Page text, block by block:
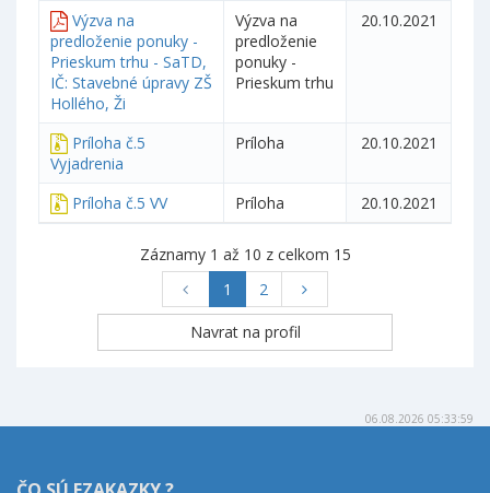
Výzva na
predloženie ponuky -
Prieskum trhu - SaTD,
IČ: Stavebné úpravy ZŠ
Hollého, Ži
Výzva na
predloženie
ponuky -
Prieskum trhu
20.10.2021
Príloha č.5
Vyjadrenia
Príloha 20.10.2021
Príloha č.5 VV Príloha 20.10.2021
Záznamy 1 až 10 z celkom 15
1
2
06.08.2026 05:33:59